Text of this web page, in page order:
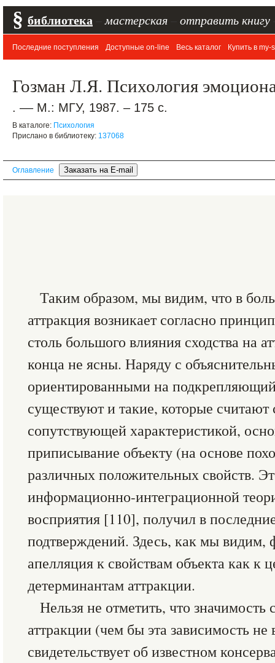
§ библиотека мастерская отправить книгу
Последние поступления Доступные on-line Весь каталог Купить в my-
Гозман Л.Я. Психология
. –– М.: МГУ, 1987. – 175 с.
В каталоге: Психология
Прислано в библиотеку: 137068
Оглавление
Таким образом, мы видим, что в
аттракция возникает согласно
столь большого влияния сходства на
конца не ясны. Наряду с
ориентированными на подкрепляющий
существуют и такие, которые считают
сопутствующей характеристикой,
приписывание объекту (на основе
различных положительных свойств.
информационно-интеграционной
восприятия [110], получил в
подтверждений. Здесь, как мы видим,
апелляция к свойствам объекта как к
детерминантам аттракции.
Нельзя не отметить, что значимость
аттракции (чем бы эта зависимость не
свидетельствует об известном